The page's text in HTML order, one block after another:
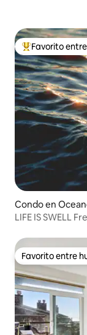
Favorito entre
Favorito
Condo en
LIFE IS SWELL
Favorito entre
Favorito entre